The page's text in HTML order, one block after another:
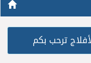
ترحب بكم